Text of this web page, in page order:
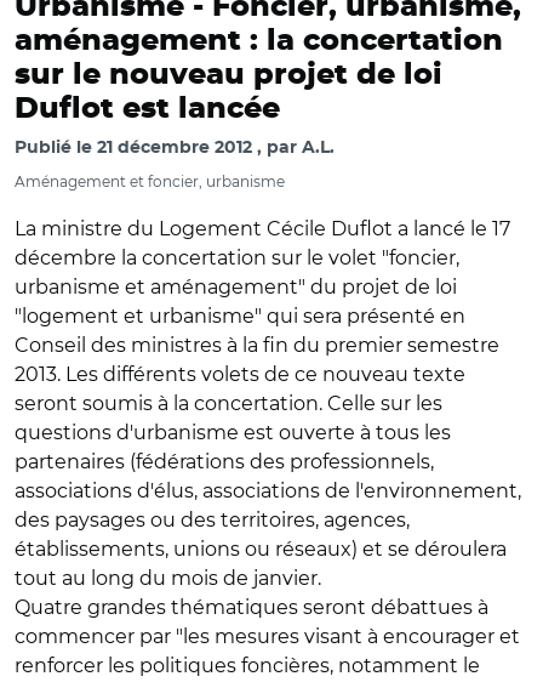
Urbanisme - Foncier, urbanisme,
aménagement : la concertation
sur le nouveau projet de loi
Duflot est lancée
Publié le 21 décembre 2012 par A.L.
Aménagement et foncier, urbanisme
La ministre du Logement Cécile Duflot a lancé le 17
décembre la concertation sur le volet "foncier,
urbanisme et aménagement" du projet de loi
"logement et urbanisme" qui sera présenté en
Conseil des ministres à la fin du premier semestre
2013. Les différents volets de ce nouveau texte
seront soumis à la concertation. Celle sur les
questions d'urbanisme est ouverte à tous les
partenaires (fédérations des professionnels,
associations d'élus, associations de l'environnement,
des paysages ou des territoires, agences,
établissements, unions ou réseaux) et se déroulera
tout au long du mois de janvier.
Quatre grandes thématiques seront débattues à
commencer par "les mesures visant à encourager et
renforcer les politiques foncières, notamment le